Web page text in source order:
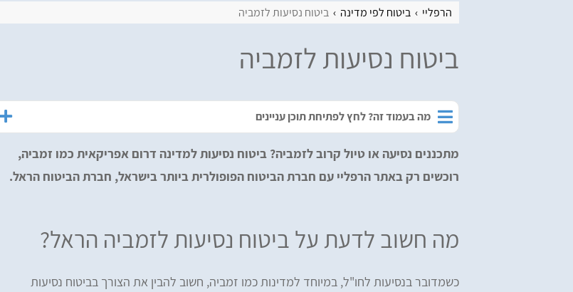
הרפליי ביטוח לפי מדינה ביטוח נסיעות לזמביה
ביטוח נסיעות לזמביה
מה בעמוד זה? לחץ לפתיחת תוכן עניינים
מתכננים נסיעה או טיול קרוב לזמביה? ביטוח נסיעות למדינה דרום אפריקאית כמו זמביה,
רוכשים רק באתר הרפליי עם חברת הביטוח הפופולרית ביותר בישראל, חברת הביטוח הראל.
מה חשוב לדעת על ביטוח נסיעות לזמביה הראל?
כשמדובר בנסיעות לחו"ל, במיוחד למדינות כמו זמביה, חשוב להבין את הצורך בביטוח נסיעות